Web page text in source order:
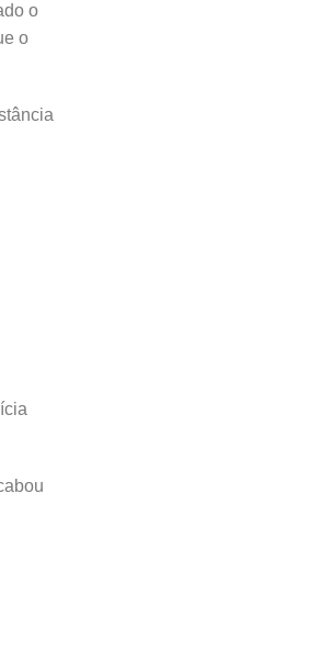
o
o